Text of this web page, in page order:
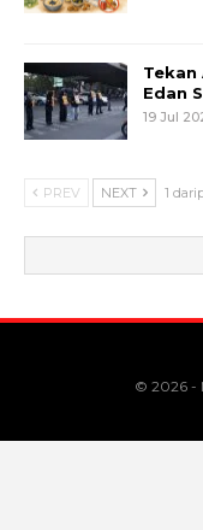
Tekan
Edan
19 Jul
PREV NEXT 1
© 2026 -